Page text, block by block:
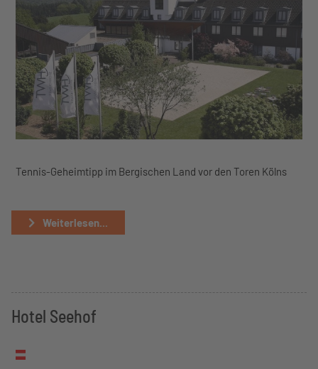
Tennis-Geheimtipp im Bergischen Land vor den Toren Kölns
Weiterlesen...
Hotel Seehof